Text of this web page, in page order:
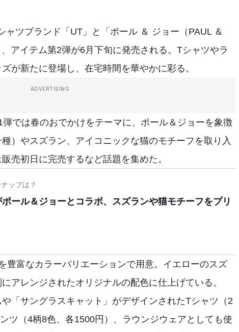
ツブランド「UT」と「ポール ＆ ジョー（PAUL ＆
アイテム第2弾が6月下旬に発売される。Tシャツやラ
が新たに登場し、在宅時間を華やかに彩る。
ADVERTISING
では春のおでかけをテーマに、ポール＆ジョーを象徴
）やスズラン、アイコニックな猫のモチーフを取り入
売初日に完売するなど話題を集めた。
ップは？
ール＆ジョーとコラボ、スズランや猫モチーフをプリ
富なカラーバリエーションで用意。イエローのスズ
アレンジされたオリジナルの配色に仕上げている。
「サングラスキャット」がデザインされたTシャツ（2
ツ（4柄8色、各1500円）、ラウンジウェアとしても使